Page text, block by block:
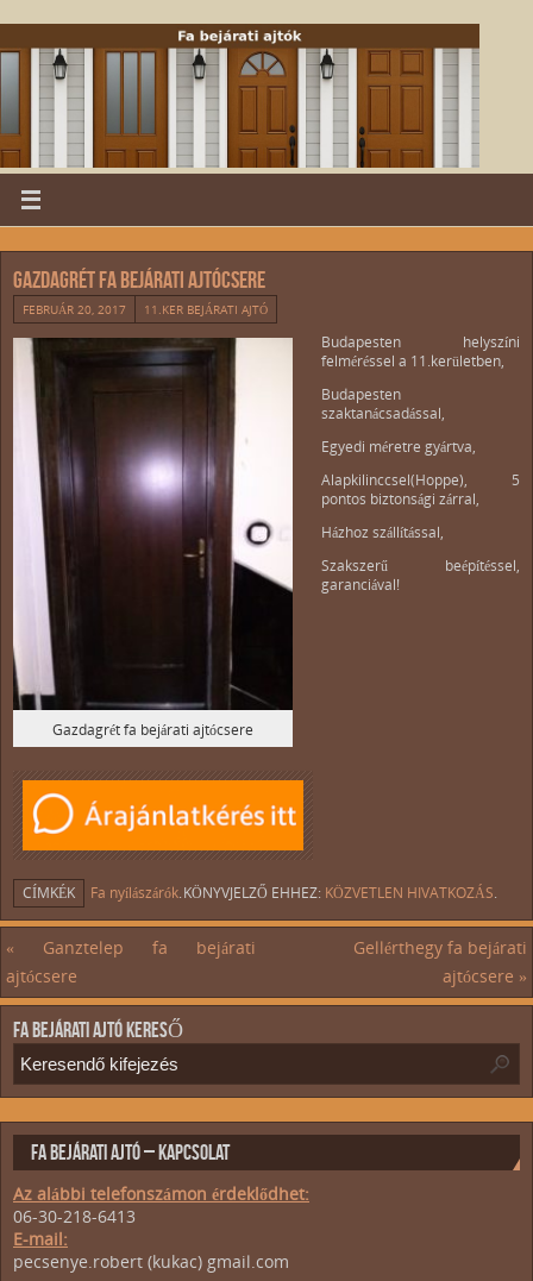
Gazdagrét fa bejárati ajtócsere
FEBRUÁR 20, 2017 11.KER BEJÁRATI AJTÓ
Gazdagrét fa bejárati ajtócsere
Budapesten helyszíni
felméréssel a 11.kerületben,
Budapesten
szaktanácsadással,
Egyedi méretre gyártva,
Alapkilinccsel(Hoppe), 5
pontos biztonsági zárral,
Házhoz szállítással,
Szakszerű beépítéssel,
garanciával!
CÍMKÉK Fa nyílászárók.KÖNYVJELZŐ EHHEZ: KÖZVETLEN HIVATKOZÁS.
« Ganztelep fa bejárati
ajtócsere
Gellérthegy fa bejárati
ajtócsere »
FA BEJÁRATI AJTÓ KERESŐ
FA BEJÁRATI AJTÓ – KAPCSOLAT
Az alábbi telefonszámon érdeklődhet:
06-30-218-6413
E-mail:
pecsenye.robert (kukac) gmail.com